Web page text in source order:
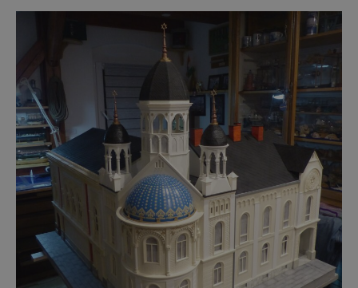
přímo v historickém centru městečka
nedaleko řeky Otavy, po